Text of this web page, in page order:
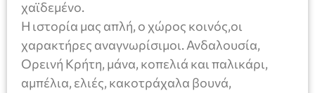
χαϊδεμένο.
Η ιστορία μας απλή, ο χώρος κοινός,οι
χαρακτήρες αναγνωρίσιμοι. Ανδαλουσία,
Ορεινή Κρήτη, μάνα, κοπελιά και παλικάρι,
αμπέλια, ελιές, κακοτράχαλα βουνά,